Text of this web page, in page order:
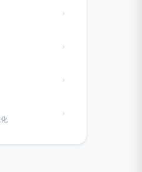
›
›
›
›